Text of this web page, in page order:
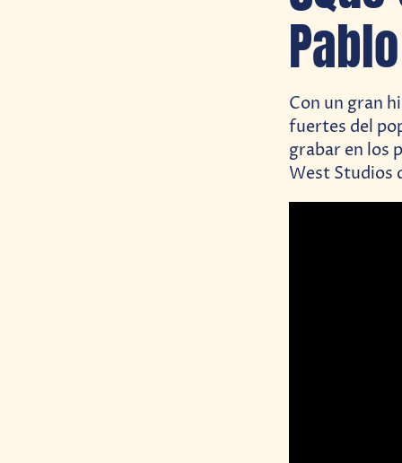
Con un gran
fuertes del
grabar en los
West Studios